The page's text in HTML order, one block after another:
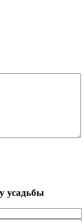
усадьбы